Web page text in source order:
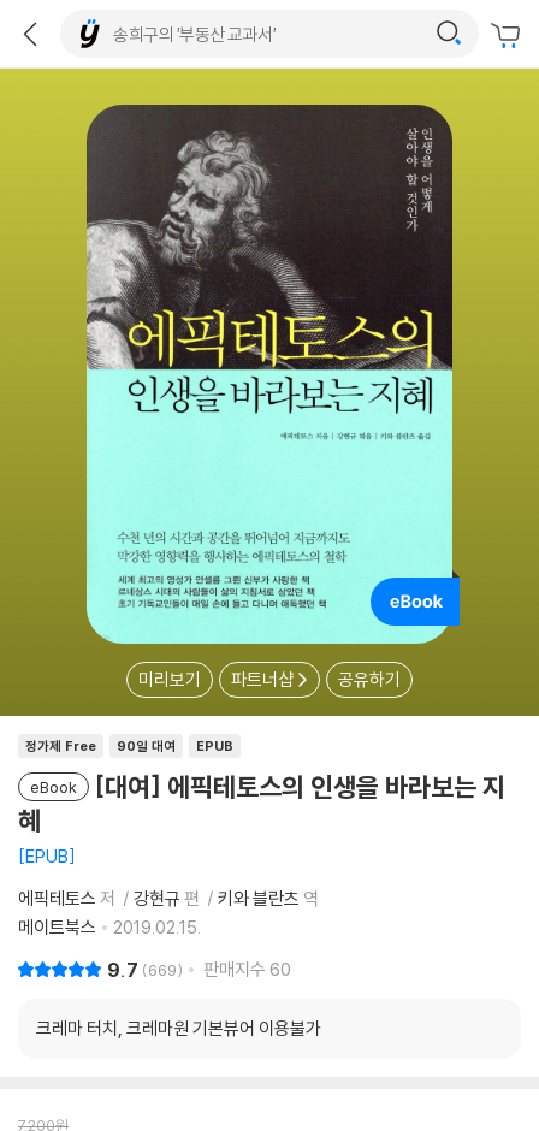
미리보기 파트너샵 공유하기
정가제 Free 90일 대여 EPUB
eBook
[대여] 에픽테토스의 인생을 바라보는 지
혜
EPUB
에픽테토스 저 강현규 편 키와 블란츠 역
메이트북스
2019.02.15.
9.7 669 판매지수 60
크레마 터치, 크레마원 기본뷰어 이용불가
7,200원